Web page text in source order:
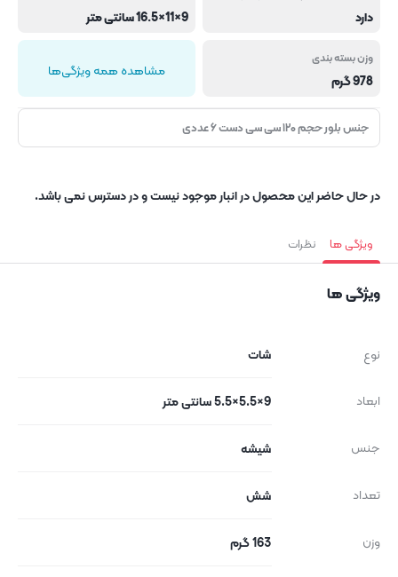
دارد 9×11×16.5 سانتی متر
وزن بسته بندی
978 گرم مشاهده همه ویژگی‌ها
جنس بلور حجم ۱۲۰ سی سی دست ۶ عددی
در حال حاضر این محصول در انبار موجود نیست و در دسترس نمی باشد.
ویژگی ها نظرات
ویژگی ها
نوع شات
ابعاد 9×5.5×5.5 سانتی متر
جنس شیشه
تعداد شش
وزن 163 گرم